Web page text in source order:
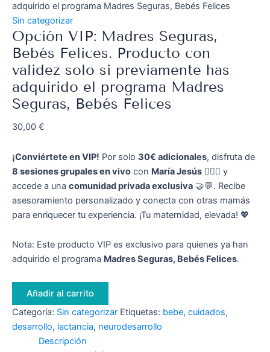
adquirido el programa Madres Seguras, Bebés Felices
Sin categorizar
Opción VIP: Madres Seguras,
Bebés Felices. Producto con
validez solo si previamente has
adquirido el programa Madres
Seguras, Bebés Felices
30,00 €
¡Conviértete en VIP! Por solo 30€ adicionales, disfruta de
8 sesiones grupales en vivo con María Jesús 👩‍⚕️✨ y
accede a una comunidad privada exclusiva 🤝💬. Recibe
asesoramiento personalizado y conecta con otras mamás
para enriquecer tu experiencia. ¡Tu maternidad, elevada! 💖
Nota: Este producto VIP es exclusivo para quienes ya han
adquirido el programa Madres Seguras, Bebés Felices.
Añadir al carrito
Categoría: Sin categorizar Etiquetas: bebe, cuidados,
desarrollo, lactancia, neurodesarrollo
Descripción